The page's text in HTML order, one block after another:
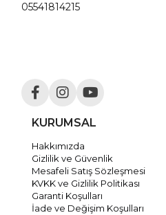
05541814215
KURUMSAL
Hakkımızda
Gizlilik ve Güvenlik
Mesafeli Satış Sözleşmesi
KVKK ve Gizlilik Politikası
Garanti Koşulları
İade ve Değişim Koşulları